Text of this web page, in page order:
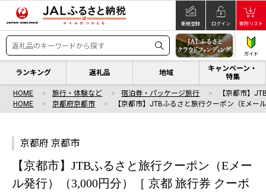
新規登録 ログイン 寄附リスト
ガイド
ランキング 返礼品 地域
キャンペーン・
特集
HOME 旅行・体験など 宿泊券・パッケージ旅行
【京都市】
HOME
京都府京都市 【京都市】JTBふるさと旅行クーポン（Eメー
京都府 京都市
【京都市】JTBふるさと旅行クーポン（Eメー
ル発行）（3,000円分）［ 京都 旅行券 クーポ